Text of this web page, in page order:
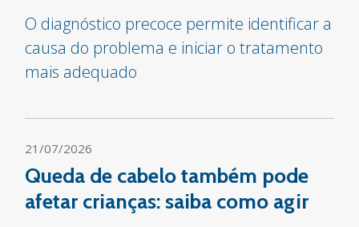
O diagnóstico precoce permite identificar a
causa do problema e iniciar o tratamento
mais adequado
21/07/2026
Queda de cabelo também pode
afetar crianças: saiba como agir